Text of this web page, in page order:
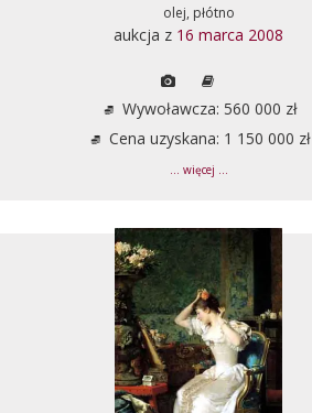
olej, płótno
aukcja z 16 marca 2008
Wywoławcza: 560 000 zł
Cena uzyskana: 1 150 000 zł
... więcej ...